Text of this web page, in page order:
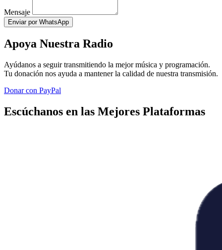
Mensaje
Enviar por WhatsApp
Apoya Nuestra Radio
Ayúdanos a seguir transmitiendo la mejor música y programación.
Tu donación nos ayuda a mantener la calidad de nuestra transmisión.
Donar con PayPal
Escúchanos en las Mejores Plataformas